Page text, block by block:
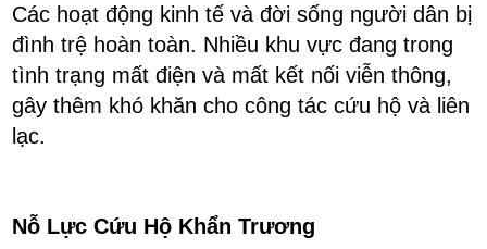
Các hoạt động kinh tế và đời sống người dân bị
đình trệ hoàn toàn. Nhiều khu vực đang trong
tình trạng mất điện và mất kết nối viễn thông,
gây thêm khó khăn cho công tác cứu hộ và liên
lạc.
Nỗ Lực Cứu Hộ Khẩn Trương